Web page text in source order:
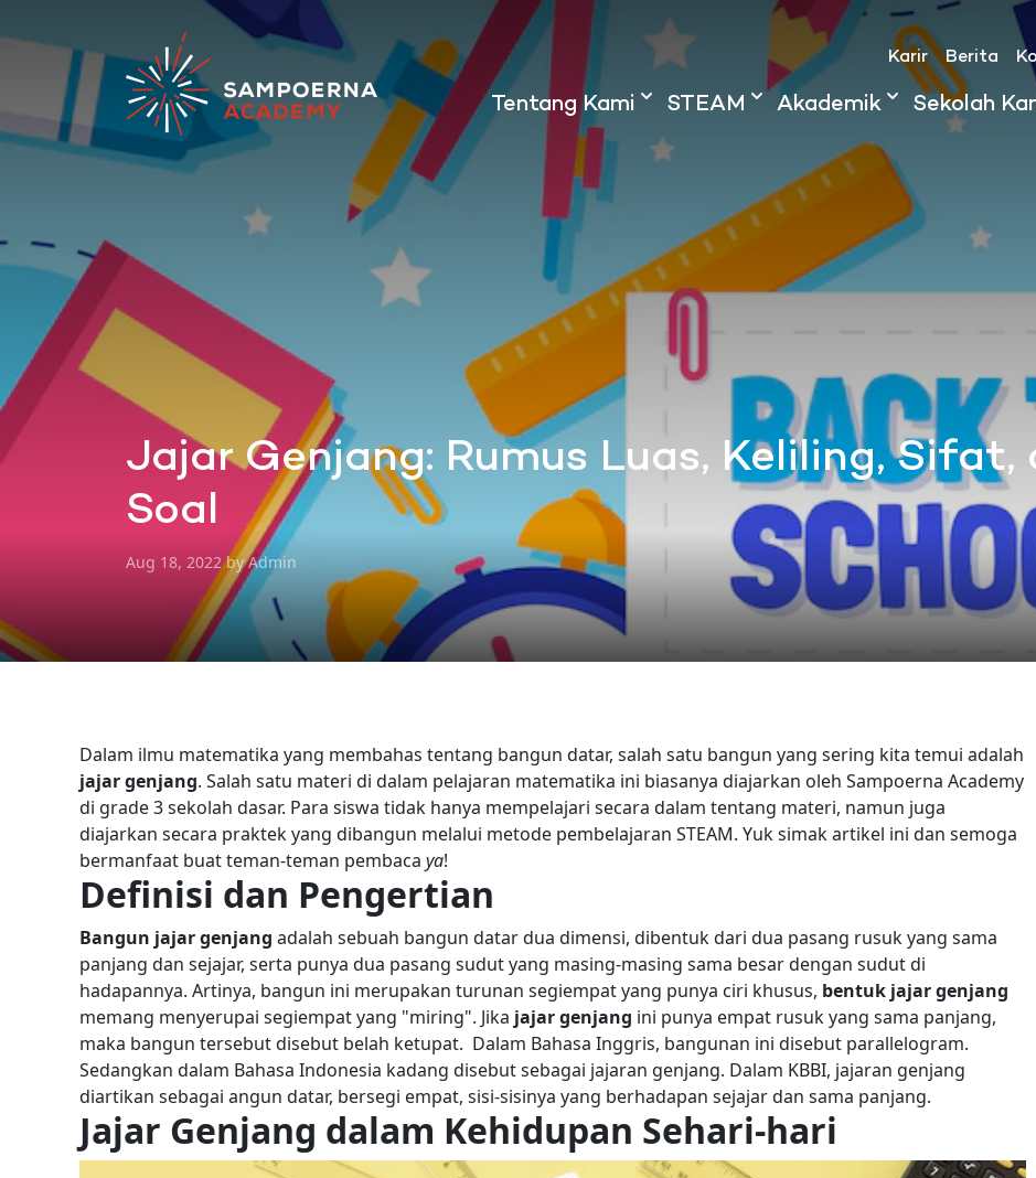
Karir Berita
Tentang Kami STEAM Akademik Sekolah
Jajar Genjang: Rumus Luas, Keliling,
Soal
Aug 18, 2022 by Admin
Dalam ilmu matematika yang membahas tentang bangun datar, salah satu bangun yang sering kita temui adalah
jajar genjang. Salah satu materi di dalam pelajaran matematika ini biasanya diajarkan oleh Sampoerna Academy
di grade 3 sekolah dasar. Para siswa tidak hanya mempelajari secara dalam tentang materi, namun juga
diajarkan secara praktek yang dibangun melalui metode pembelajaran STEAM. Yuk simak artikel ini dan semoga
bermanfaat buat teman-teman pembaca ya!
Definisi dan Pengertian
Bangun jajar genjang adalah sebuah bangun datar dua dimensi, dibentuk dari dua pasang rusuk yang sama
panjang dan sejajar, serta punya dua pasang sudut yang masing-masing sama besar dengan sudut di
hadapannya. Artinya, bangun ini merupakan turunan segiempat yang punya ciri khusus, bentuk jajar genjang
memang menyerupai segiempat yang "miring". Jika jajar genjang ini punya empat rusuk yang sama panjang,
maka bangun tersebut disebut belah ketupat. Dalam Bahasa Inggris, bangunan ini disebut parallelogram.
Sedangkan dalam Bahasa Indonesia kadang disebut sebagai jajaran genjang. Dalam KBBI, jajaran genjang
diartikan sebagai angun datar, bersegi empat, sisi-sisinya yang berhadapan sejajar dan sama panjang.
Jajar Genjang dalam Kehidupan Sehari-hari